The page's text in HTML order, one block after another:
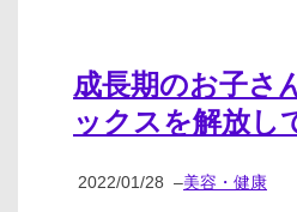
成長期のお子さ
ックスを解放し
2022/01/28 –美容・健康